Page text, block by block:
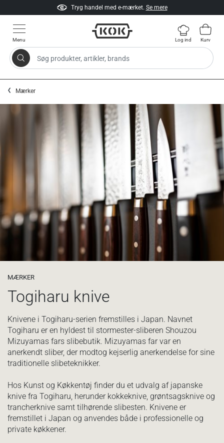
Tryg handel med e-mærket. Se mere
Menu
Søg produkter, artikler, brands
Log ind Kurv
Mærker
MÆRKER
Togiharu knive
Knivene i Togiharu-serien fremstilles i Japan. Navnet
Togiharu er en hyldest til stormester-sliberen Shouzou
Mizuyamas fars slibebutik. Mizuyamas far var en
anerkendt sliber, der modtog kejserlig anerkendelse for sine
traditionelle slibeteknikker.
Hos Kunst og Køkkentøj finder du et udvalg af japanske
knive fra Togiharu, herunder kokkeknive, grøntsagsknive og
trancherknive samt tilhørende slibesten. Knivene er
fremstillet i Japan og anvendes både i professionelle og
private køkkener.